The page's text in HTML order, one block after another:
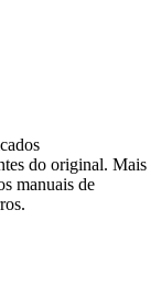
do original. Mais
manuais de